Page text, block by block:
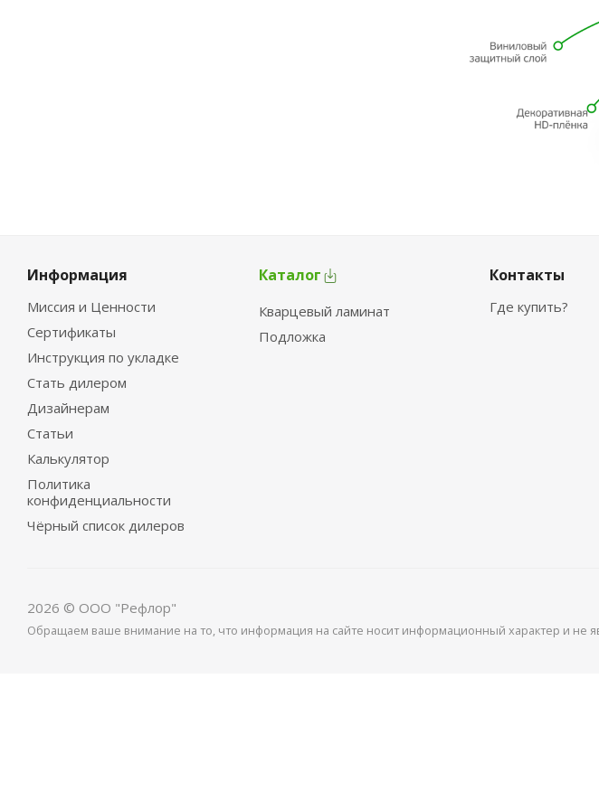
Информация
Миссия и Ценности
Сертификаты
Инструкция по укладке
Стать дилером
Дизайнерам
Статьи
Калькулятор
Политика
конфиденциальности
Чёрный список дилеров
Каталог
Кварцевый ламинат
Подложка
Контакты
Где купить?
2026 © ООО "Рефлор"
Обращаем ваше внимание на то, что информация на сайте носит информационный характер и не